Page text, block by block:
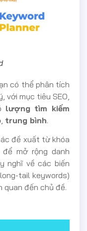
có thể phân tích
với mục tiêu SEO,
lượng tìm kiếm
trung bình.
đề xuất từ khóa
mở rộng danh
nghĩ về các biến
tail keywords)
quan đến chủ đề.